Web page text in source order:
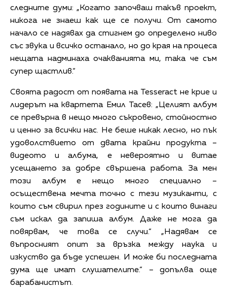
следните думи: „Когато започваш такъв проект,
никога не знаеш как ще се получи. От самото
начало се надявах да стигнем до определено ниво
със звука и всичко останало, но до края на процеса
нещата надминаха очакванията ми, така че съм
супер щастлив.“
Своята радост от появата на Tesseract не крие и
лидерът на квартета Емил Тасев: „Целият албум
се превърна в нещо много съкровено, стойностно
и ценно за всички нас. Не беше никак лесно, но пък
удоволствието от двата крайни продукта –
видеото и албума, е невероятно и витае
усещането за добре свършена работа. За мен
този албум е нещо много специално –
осъществена мечта точно с тези музиканти, с
които съм свирил през годините и с които винаги
съм искал да запиша албум. Даже не мога да
повярвам, че това се случи.“ „Надявам се
въпросният опит за връзка между наука и
изкуство да бъде успешен. И може би последната
дума ще имат слушателите.“ – допълва още
барабанистът.